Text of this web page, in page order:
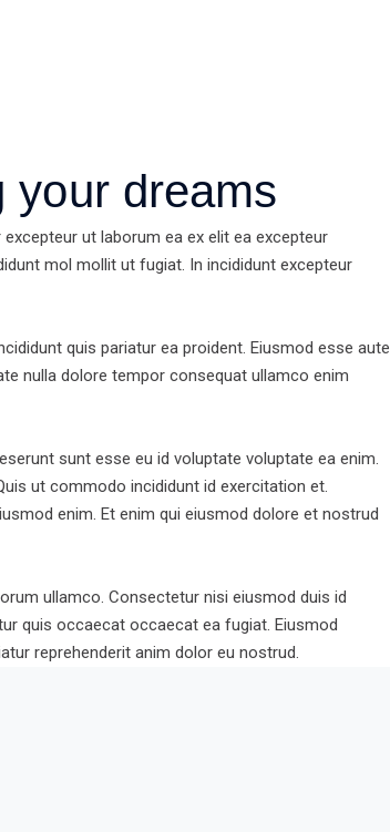
your dreams
ut laborum ea ex elit ea excepteur
mol mollit ut fugiat. In incididunt excepteur
quis pariatur ea proident. Eiusmod esse aute
nulla dolore tempor consequat ullamco enim
sunt esse eu id voluptate voluptate ea enim.
ut commodo incididunt id exercitation et.
enim. Et enim qui eiusmod dolore et nostrud
ullamco. Consectetur nisi eiusmod duis id
quis occaecat occaecat ea fugiat. Eiusmod
reprehenderit anim dolor eu nostrud.